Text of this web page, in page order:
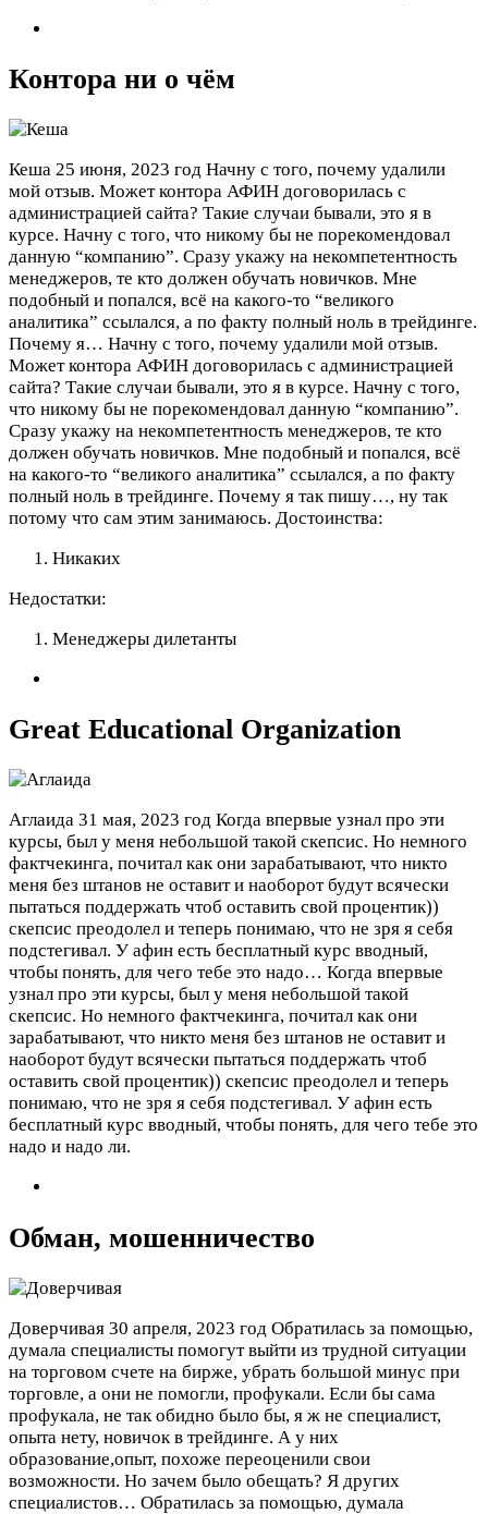
Контора ни о чём
Кеша 25 июня, 2023 год Начну с того, почему удалили
мой отзыв. Может контора АФИН договорилась с
администрацией сайта? Такие случаи бывали, это я в
курсе. Начну с того, что никому бы не порекомендовал
данную “компанию”. Сразу укажу на некомпетентность
менеджеров, те кто должен обучать новичков. Мне
подобный и попался, всё на какого-то “великого
аналитика” ссылался, а по факту полный ноль в трейдинге.
Почему я… Начну с того, почему удалили мой отзыв.
Может контора АФИН договорилась с администрацией
сайта? Такие случаи бывали, это я в курсе. Начну с того,
что никому бы не порекомендовал данную “компанию”.
Сразу укажу на некомпетентность менеджеров, те кто
должен обучать новичков. Мне подобный и попался, всё
на какого-то “великого аналитика” ссылался, а по факту
полный ноль в трейдинге. Почему я так пишу…, ну так
потому что сам этим занимаюсь. Достоинства:
Никаких
Недостатки:
Менеджеры дилетанты
Great Educational Organization
Аглаида 31 мая, 2023 год Когда впервые узнал про эти
курсы, был у меня небольшой такой скепсис. Но немного
фактчекинга, почитал как они зарабатывают, что никто
меня без штанов не оставит и наоборот будут всячески
пытаться поддержать чтоб оставить свой процентик))
скепсис преодолел и теперь понимаю, что не зря я себя
подстегивал. У афин есть бесплатный курс вводный,
чтобы понять, для чего тебе это надо… Когда впервые
узнал про эти курсы, был у меня небольшой такой
скепсис. Но немного фактчекинга, почитал как они
зарабатывают, что никто меня без штанов не оставит и
наоборот будут всячески пытаться поддержать чтоб
оставить свой процентик)) скепсис преодолел и теперь
понимаю, что не зря я себя подстегивал. У афин есть
бесплатный курс вводный, чтобы понять, для чего тебе это
надо и надо ли.
Обман, мошенничество
Доверчивая 30 апреля, 2023 год Обратилась за помощью,
думала специалисты помогут выйти из трудной ситуации
на торговом счете на бирже, убрать большой минус при
торговле, а они не помогли, профукали. Если бы сама
профукала, не так обидно было бы, я ж не специалист,
опыта нету, новичок в трейдинге. А у них
образование,опыт, похоже переоценили свои
возможности. Но зачем было обещать? Я других
специалистов… Обратилась за помощью, думала